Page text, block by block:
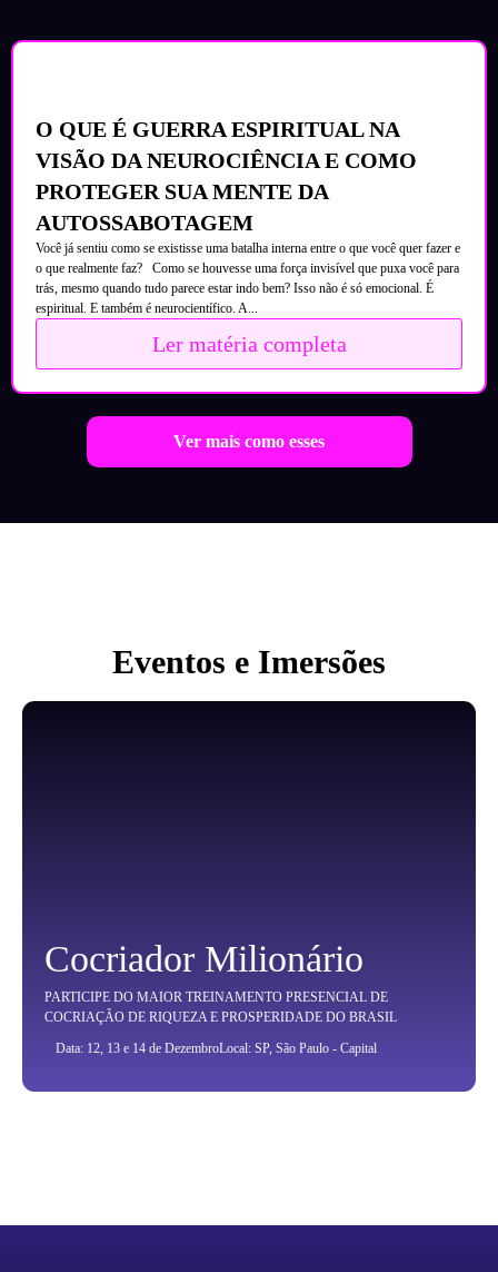
O QUE É GUERRA ESPIRITUAL NA
VISÃO DA NEUROCIÊNCIA E COMO
PROTEGER SUA MENTE DA
AUTOSSABOTAGEM
Você já sentiu como se existisse uma batalha interna entre o que você quer fazer e
o que realmente faz? Como se houvesse uma força invisível que puxa você para
trás, mesmo quando tudo parece estar indo bem? Isso não é só emocional. É
espiritual. E também é neurocientífico. A...
Ler matéria completa
Ver mais como esses
Eventos e Imersões
Cocriador Milionário
PARTICIPE DO MAIOR TREINAMENTO PRESENCIAL DE
COCRIAÇÃO DE RIQUEZA E PROSPERIDADE DO BRASIL
Data: 12, 13 e 14 de DezembroLocal: SP, São Paulo - Capital